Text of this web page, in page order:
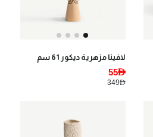
لافينا مزهرية ديكور 61 سم
55AED
349AED